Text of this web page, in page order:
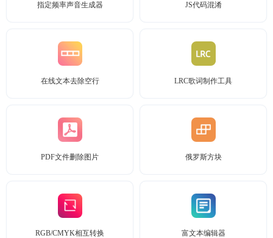
指定频率声音生成器 JS代码混淆
在线文本去除空行 LRC歌词制作工具
PDF文件删除图片 俄罗斯方块
RGB/CMYK相互转换 富文本编辑器